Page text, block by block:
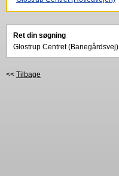
Ret din søgning
Glostrup Centret (Banegårdsvej)
<< Tilbage